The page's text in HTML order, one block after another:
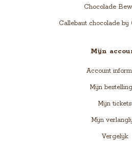
Chocolade
Callebaut chocolade bij
Mijn
Account
Mijn
Mijn tickets
Mijn
Vergelijk